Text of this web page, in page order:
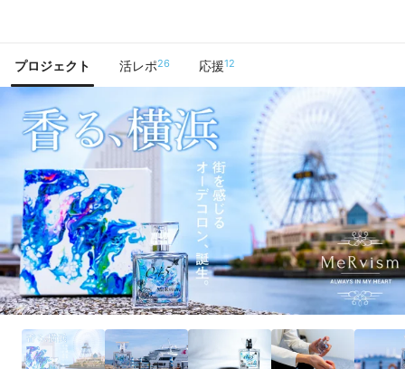
プロジェクト 活レポ26 応援12